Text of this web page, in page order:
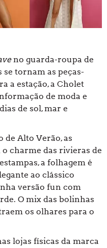
no guarda-roupa de
se tornam as peças-
a estação, a Cholet
de moda e
de sol, mar e
de Alto Verão, as
charme das rivieras de
a folhagem é
ao clássico
versão fun com
O mix das bolinhas
os olhares para o
lojas físicas da marca